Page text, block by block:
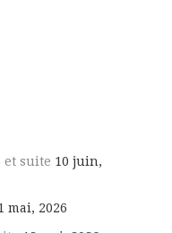
et suite 10 juin,
mai, 2026